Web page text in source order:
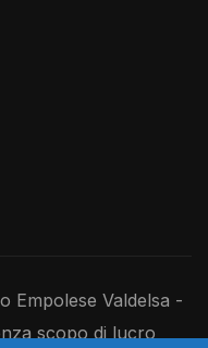
Empolese Valdelsa -
scopo di lucro